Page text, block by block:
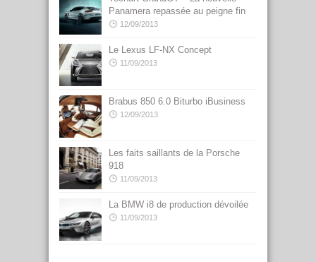
Panamera repassée au peigne fin
12/09/2013
Le Lexus LF-NX Concept
11/09/2013
Brabus 850 6.0 Biturbo iBusiness
12/09/2013
Les faits saillants de la Porsche
918
11/09/2013
La BMW i8 de production dévoilée
11/09/2013